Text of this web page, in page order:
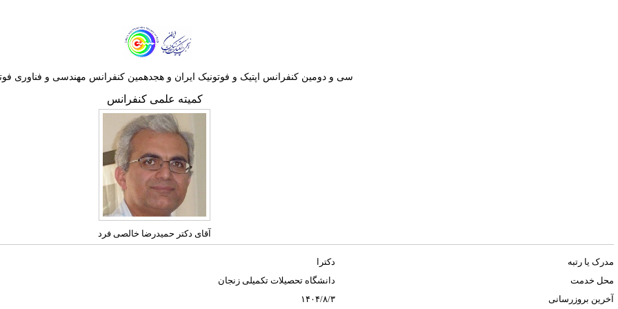
سی و دومین کنفرانس اپتيک و فوتونيک ایران و هجدهمين کنفرانس مهندسی و فناوری
کمیته علمی کنفرانس
آقای دکتر حمیدرضا خالصی فرد
مدرک یا رتبه
دکترا
محل خدمت
دانشگاه تحصیلات تکمیلی زنجان
آخرین بروزرسانی
۱۴۰۴/۸/۳